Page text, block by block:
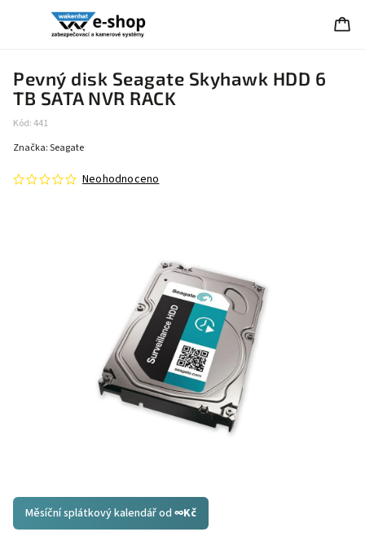
Pevný disk Seagate Skyhawk HDD 6
TB SATA NVR RACK
Kód:441
Neohodnoceno
Značka:Seagate
Měsíční splátkový kalendář od ∞Kč